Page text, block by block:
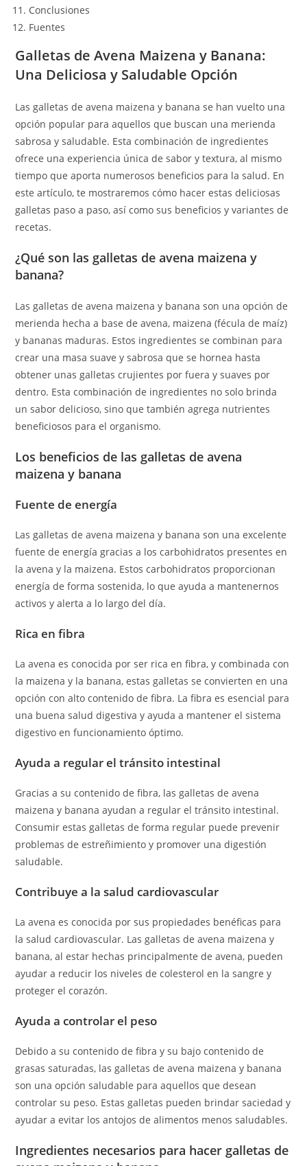
Conclusiones
Fuentes
Galletas de Avena Maizena y Banana:
Una Deliciosa y Saludable Opción
Las galletas de avena maizena y banana se han vuelto una
opción popular para aquellos que buscan una merienda
sabrosa y saludable. Esta combinación de ingredientes
ofrece una experiencia única de sabor y textura, al mismo
tiempo que aporta numerosos beneficios para la salud. En
este artículo, te mostraremos cómo hacer estas deliciosas
galletas paso a paso, así como sus beneficios y variantes de
recetas.
¿Qué son las galletas de avena maizena y
banana?
Las galletas de avena maizena y banana son una opción de
merienda hecha a base de avena, maizena (fécula de maíz)
y bananas maduras. Estos ingredientes se combinan para
crear una masa suave y sabrosa que se hornea hasta
obtener unas galletas crujientes por fuera y suaves por
dentro. Esta combinación de ingredientes no solo brinda
un sabor delicioso, sino que también agrega nutrientes
beneficiosos para el organismo.
Los beneficios de las galletas de avena
maizena y banana
Fuente de energía
Las galletas de avena maizena y banana son una excelente
fuente de energía gracias a los carbohidratos presentes en
la avena y la maizena. Estos carbohidratos proporcionan
energía de forma sostenida, lo que ayuda a mantenernos
activos y alerta a lo largo del día.
Rica en fibra
La avena es conocida por ser rica en fibra, y combinada con
la maizena y la banana, estas galletas se convierten en una
opción con alto contenido de fibra. La fibra es esencial para
una buena salud digestiva y ayuda a mantener el sistema
digestivo en funcionamiento óptimo.
Ayuda a regular el tránsito intestinal
Gracias a su contenido de fibra, las galletas de avena
maizena y banana ayudan a regular el tránsito intestinal.
Consumir estas galletas de forma regular puede prevenir
problemas de estreñimiento y promover una digestión
saludable.
Contribuye a la salud cardiovascular
La avena es conocida por sus propiedades benéficas para
la salud cardiovascular. Las galletas de avena maizena y
banana, al estar hechas principalmente de avena, pueden
ayudar a reducir los niveles de colesterol en la sangre y
proteger el corazón.
Ayuda a controlar el peso
Debido a su contenido de fibra y su bajo contenido de
grasas saturadas, las galletas de avena maizena y banana
son una opción saludable para aquellos que desean
controlar su peso. Estas galletas pueden brindar saciedad y
ayudar a evitar los antojos de alimentos menos saludables.
Ingredientes necesarios para hacer galletas de